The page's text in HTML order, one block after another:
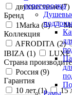
перегородки
двухместные (7)
Бренд
1Marka (5)
Коллекция
AFRODITA (2)
IBIZA (1) LUXE
Страна
Россия (9)
Гарантия
10 лет (1) 15